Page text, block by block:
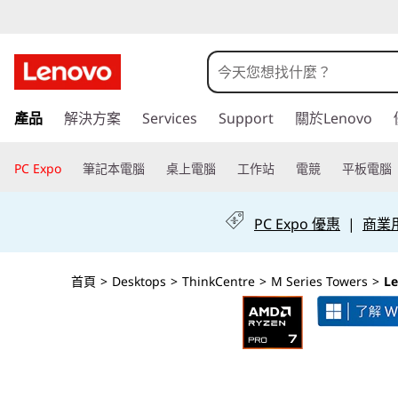
e
n
o
v
T
至
要
產品 解決方案 Services Support 關於Lenovo
PC Expo 筆記本電腦 桌上電腦 工作站 電競 平板電腦
PC Expo 優惠 | 商業
首頁 > Desktops > ThinkCentre > M Series Towers >